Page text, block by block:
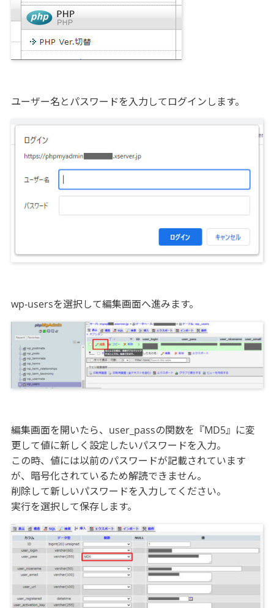
ユーザー名とパスワードを入力してログインします。
wp-usersを選択して編集画面へ進みます。
編集画面を開いたら、user_passの関数を『MD5』に変
更して値に新しく設定したいパスワードを入力。
この時、値には以前のパスワードが記載されています
が、暗号化されているため解読できません。
削除して新しいパスワードを入力してください。
実行を選択して保存します。